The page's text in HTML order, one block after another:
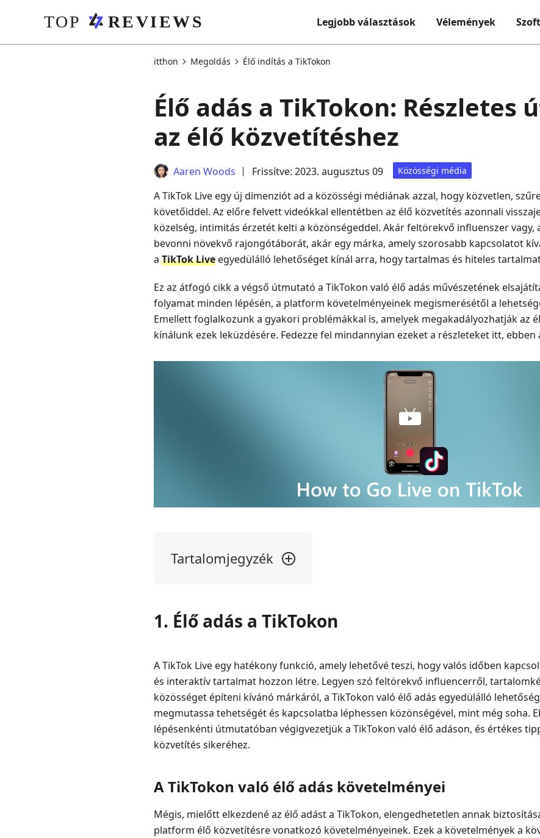
Legjobb választások Vélemények
itthon Megoldás Élő indítás a TikTokon
Élő adás a TikTokon: Részletes
az élő közvetítéshez
Aaren Woods Frissítve: 2023. augusztus 09 Közösségi média
A TikTok Live egy új dimenziót ad a közösségi médiának azzal, hogy közvetlen,
követőiddel. Az előre felvett videókkal ellentétben az élő közvetítés azonnali
közelség, intimitás érzetét kelti a közönségeddel. Akár feltörekvő influenszer vagy,
bevonni növekvő rajongótáborát, akár egy márka, amely szorosabb kapcsolatot
a TikTok Live egyedülálló lehetőséget kínál arra, hogy tartalmas és hiteles
Ez az átfogó cikk a végső útmutató a TikTokon való élő adás művészetének
folyamat minden lépésén, a platform követelményeinek megismerésétől a
Emellett foglalkozunk a gyakori problémákkal is, amelyek megakadályozhatják az
kínálunk ezek leküzdésére. Fedezze fel mindannyian ezeket a részleteket itt, ebben
Tartalomjegyzék
a
Miért
nem
tudok
élni?
3.
TikTok
Ötletek
TikTok
élő
1. Élő adás a TikTokon
A TikTok Live egy hatékony funkció, amely lehetővé teszi, hogy valós időben
és interaktív tartalmat hozzon létre. Legyen szó feltörekvő influencerről,
közösséget építeni kívánó márkáról, a TikTokon való élő adás egyedülálló
megmutassa tehetségét és kapcsolatba léphessen közönségével, mint még soha.
lépésenkénti útmutatóban végigvezetjük a TikTokon való élő adáson, és értékes
közvetítés sikeréhez.
A TikTokon való élő adás követelményei
Mégis, mielőtt elkezdené az élő adást a TikTokon, elengedhetetlen annak
platform élő közvetítésre vonatkozó követelményeinek. Ezek a követelmények a